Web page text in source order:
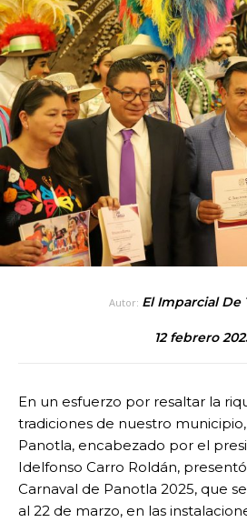
Autor: El Imparcial De
12 febrero
En un esfuerzo por resaltar la
tradiciones de nuestro
Panotla, encabezado por el
Idelfonso Carro Roldán,
Carnaval de Panotla 2025, que
al 22 de marzo, en las